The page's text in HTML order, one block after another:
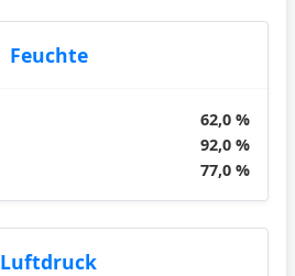
Feuchte
62,0 %
92,0 %
77,0 %
Luftdruck